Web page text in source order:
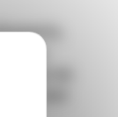
en
c’est